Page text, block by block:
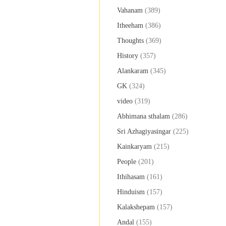
Vahanam (389)
Itheeham (386)
Thoughts (369)
History (357)
Alankaram (345)
GK (324)
video (319)
Abhimana sthalam (286)
Sri Azhagiyasingar (225)
Kainkaryam (215)
People (201)
Ithihasam (161)
Hinduism (157)
Kalakshepam (157)
Andal (155)